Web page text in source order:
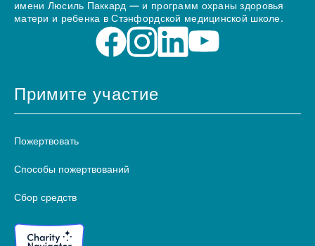
имени Люсиль Паккард — и программ охраны здоровья
матери и ребенка в Стэнфордской медицинской школе.
Примите участие
Пожертвовать
Способы пожертвований
Сбор средств